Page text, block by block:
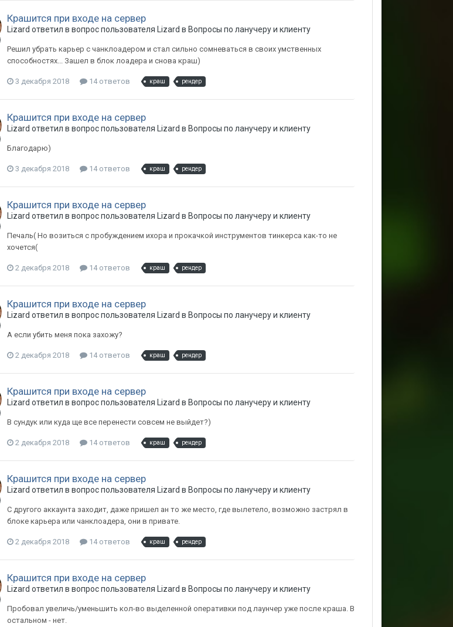
Крашится при входе на сервер
Lizard ответил в вопрос пользователя Lizard в Вопросы по ланучеру и клиенту
Решил убрать карьер с чанклоадером и стал сильно сомневаться в своих умственных
способностях... Зашел в блок лоадера и снова краш)
3 декабря 2018 14 ответов краш рендер
Крашится при входе на сервер
Lizard ответил в вопрос пользователя Lizard в Вопросы по ланучеру и клиенту
Благодарю)
3 декабря 2018 14 ответов краш рендер
Крашится при входе на сервер
Lizard ответил в вопрос пользователя Lizard в Вопросы по ланучеру и клиенту
Печаль( Но возиться с пробуждением ихора и прокачкой инструментов тинкерса как-то не
хочется(
2 декабря 2018 14 ответов краш рендер
Крашится при входе на сервер
Lizard ответил в вопрос пользователя Lizard в Вопросы по ланучеру и клиенту
А если убить меня пока захожу?
2 декабря 2018 14 ответов краш рендер
Крашится при входе на сервер
Lizard ответил в вопрос пользователя Lizard в Вопросы по ланучеру и клиенту
В сундук или куда ще все перенести совсем не выйдет?)
2 декабря 2018 14 ответов краш рендер
Крашится при входе на сервер
Lizard ответил в вопрос пользователя Lizard в Вопросы по ланучеру и клиенту
С другого аккаунта заходит, даже пришел ан то же место, где вылетело, возможно застрял в
блоке карьера или чанклоадера, они в привате.
2 декабря 2018 14 ответов краш рендер
Крашится при входе на сервер
Lizard ответил в вопрос пользователя Lizard в Вопросы по ланучеру и клиенту
Пробовал увеличь/уменьшить кол-во выделенной оперативки под лаунчер уже после краша. В
остальном - нет.